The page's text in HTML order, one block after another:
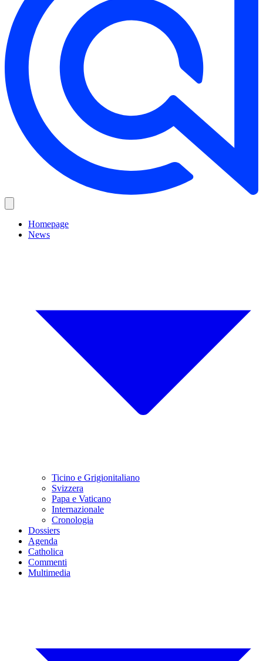
Homepage
News
Ticino e Grigionitaliano
Svizzera
Papa e Vaticano
Internazionale
Cronologia
Dossiers
Agenda
Catholica
Commenti
Multimedia